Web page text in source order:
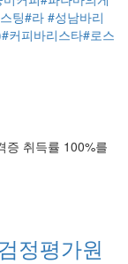
팅#라 #성남바리
커피바리스타#로스
증 취득률 100%를
정평가원